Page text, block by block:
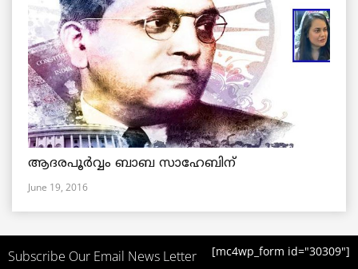
ആദരപൂര്‍വ്വം ബാബ സാഹേബിന്
June 19, 2016
Subscribe Our Email News Letter [mc4wp_form id="30309"]